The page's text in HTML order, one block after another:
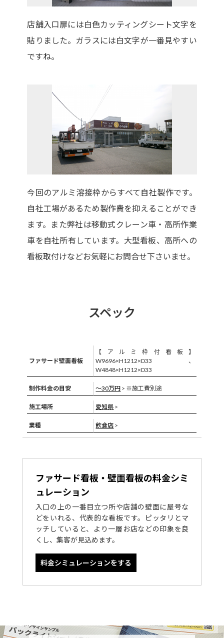
店舗入口扉には白色カッティングシート文字を
貼りました。ガラスには白文字が一番見やすい
ですね。
今回のアルミ溶接枠からすべて自社製作です。
自社工場があるため製作費を抑えることができ
ます。また弊社は移動式クレーン車・高所作業
車を自社所有しています。大型看板、高所への
看板取付けなどお気軽にお問合せ下さいませ。
スペック
ファサード壁面看板
【アルミ枠付看板】
W9696×H1212×D33、
W4848×H1212×D33
制作料金の目安 〜30万円 > ※施工費別途
施工場所 愛知県 >
業種 飲食店 >
ファサード看板・壁面看板の料金シミ
ュレーション
入口の上の一番目立つ所や店舗の壁面に屋号な
どをいれる、代表的な看板です。ピッタリとマ
ッチしていると、より一層お店などの印象を良
くし、集客が見込めます。
料金シミュレーションをする